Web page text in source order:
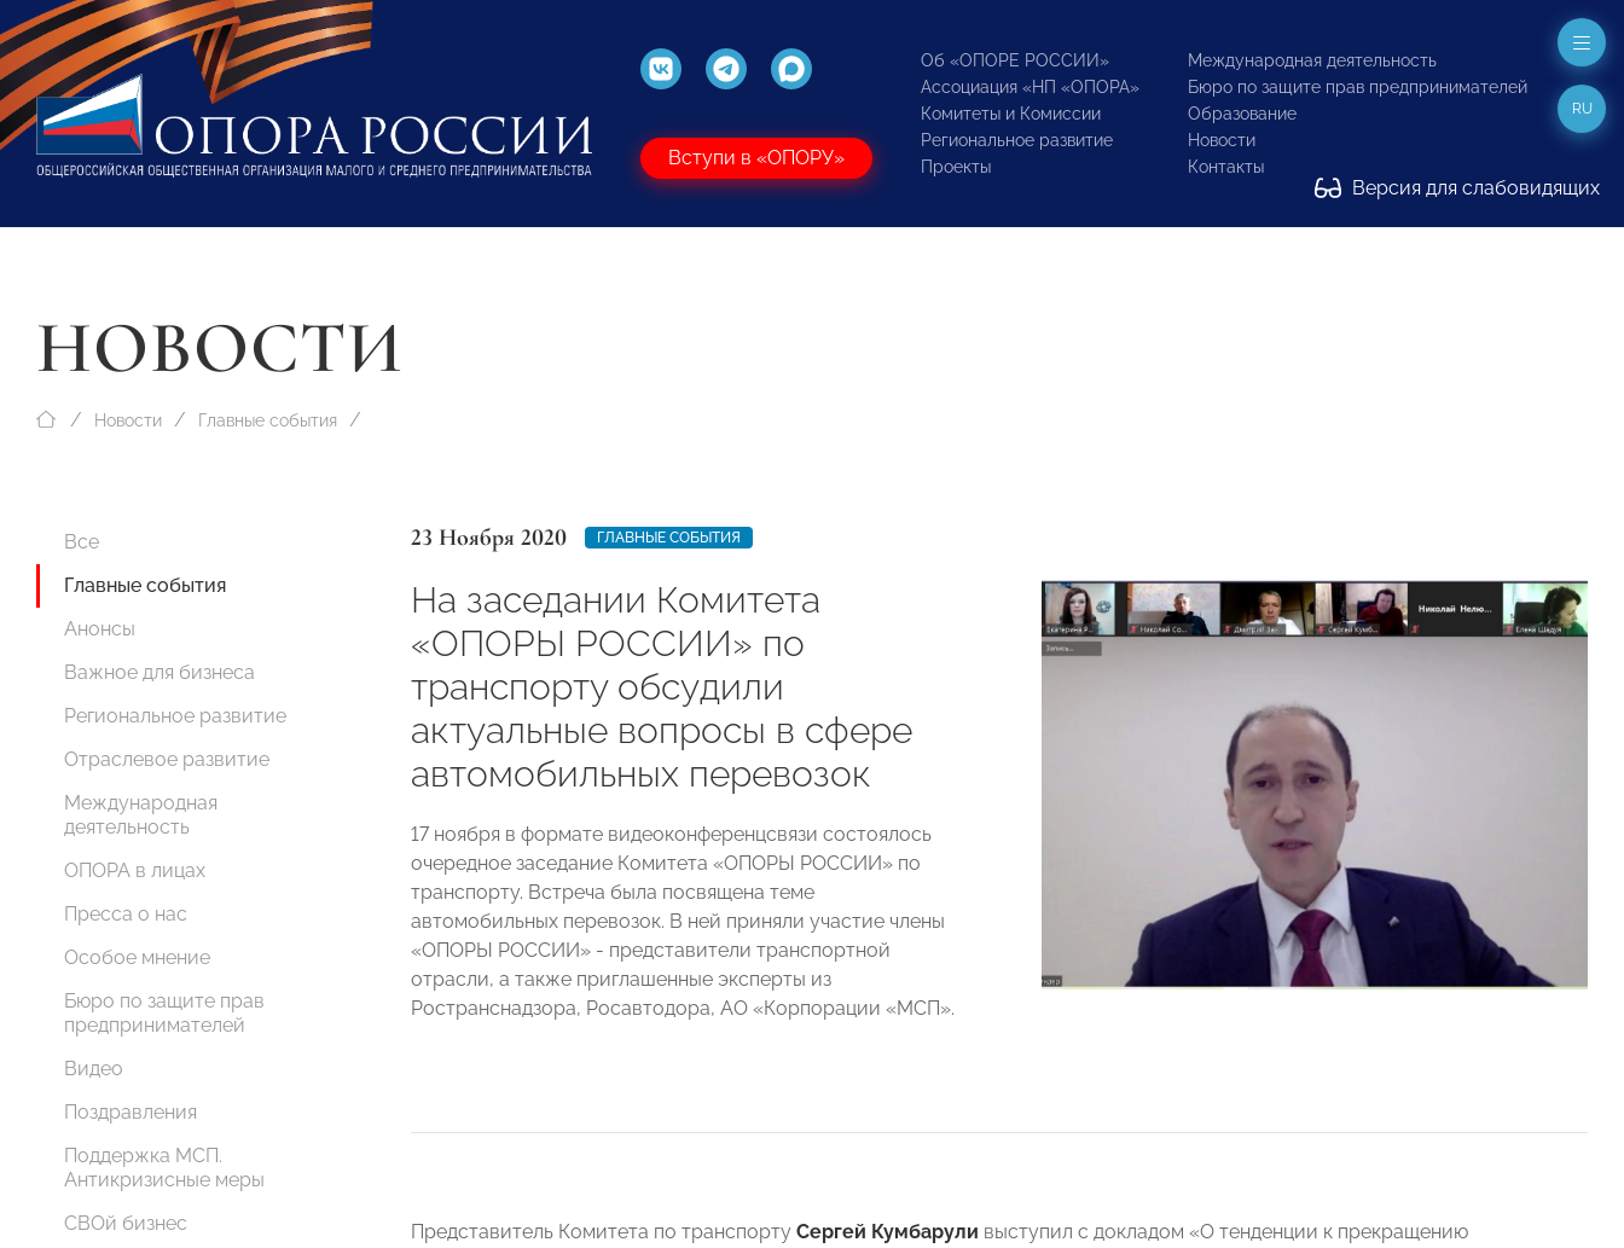
Вступи в «ОПОРУ»
Об «ОПОРЕ РОССИИ»
Ассоциация «НП «ОПОРА»
Комитеты и Комиссии
Региональное развитие
Проекты
Международная деятельность
Бюро по защите прав предпринимателей
Образование
Новости
Контакты
Версия для слабовидящих
RU
НОВОСТИ
Новости Главные события
Все
Главные события
Анонсы
Важное для бизнеса
Региональное развитие
Отраслевое развитие
Международная
деятельность
ОПОРА в лицах
Пресса о нас
Особое мнение
Бюро по защите прав
предпринимателей
Видео
Поздравления
Поддержка МСП.
Антикризисные меры
СВОй бизнес
23 Ноября 2020 ГЛАВНЫЕ СОБЫТИЯ
На заседании Комитета
«ОПОРЫ РОССИИ» по
транспорту обсудили
актуальные вопросы в сфере
автомобильных перевозок
17 ноября в формате видеоконференцсвязи состоялось
очередное заседание Комитета «ОПОРЫ РОССИИ» по
транспорту. Встреча была посвящена теме
автомобильных перевозок. В ней приняли участие члены
«ОПОРЫ РОССИИ» - представители транспортной
отрасли, а также приглашенные эксперты из
Ространснадзора, Росавтодора, АО «Корпорации «МСП».
Представитель Комитета по транспорту Сергей Кумбарули выступил с докладом «О тенденции к прекращению